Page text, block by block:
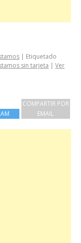
| Etiquetado
sin tarjeta | Ver
COMPARTIR POR
EMAIL